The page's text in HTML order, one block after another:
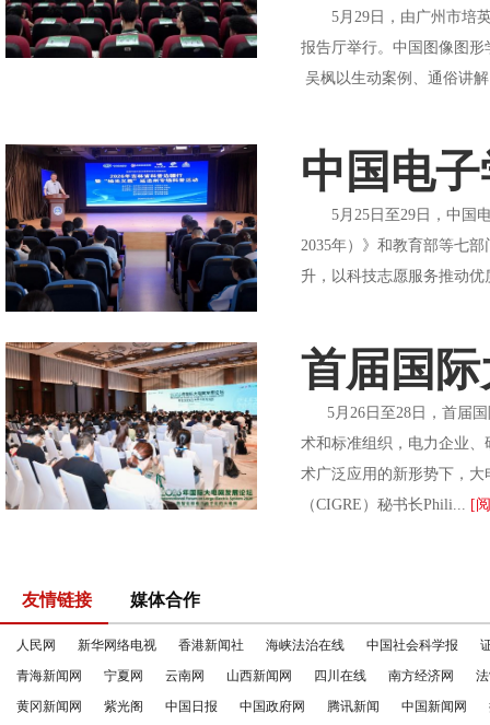
5月29日，由广州市培英
报告厅举行。中国图像图
吴枫以生动案例、通俗讲
中国电
5月25日至29日，中国电
2035年）》和教育部等七
升，以科技志愿服务推动
首届国
5月26日至28日，首届国
术和标准组织，电力企业
术广泛应用的新形势下，
（CIGRE）秘书长Phili... [
友情链接 媒体合作
人民网 新华网络电视 香港新闻社 海峡法治在线 中国社会科学报
青海新闻网
宁夏网 云南网 山西新闻网 四川在线 南方经济网
黄冈新闻网
紫光阁 中国日报 中国政府网 腾讯新闻 中国新闻网